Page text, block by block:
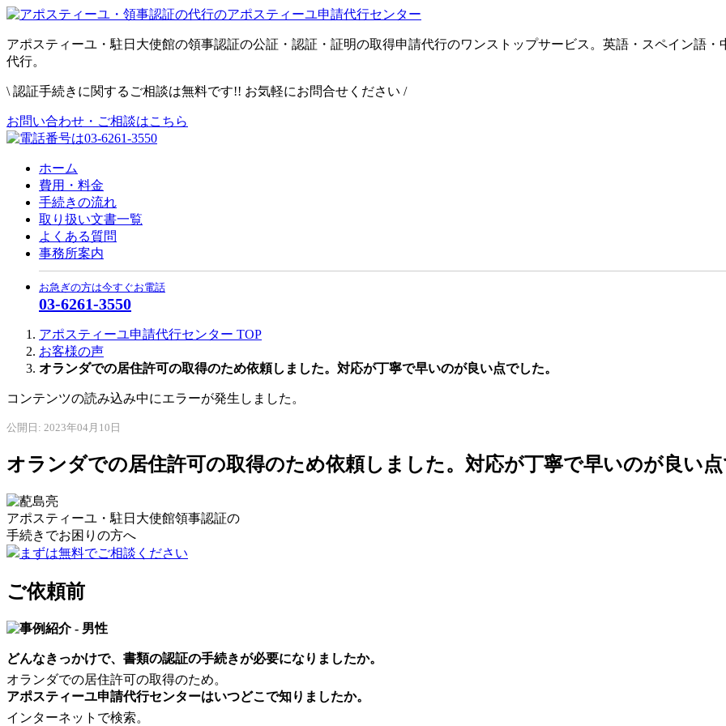
アポスティーユ・駐日大使館の領事認証の公証・認証・証明の取得申請代行のワンストップサービス。英語・スペイン語
代行。
\ 認証手続きに関するご相談は無料です!! お気軽にお問合せください /
お問い合わせ・ご相談はこちら
ホーム
費用・料金
手続きの流れ
取り扱い文書一覧
よくある質問
事務所案内
お急ぎの方は今すぐお電話
03-6261-3550
アポスティーユ申請代行センター TOP
お客様の声
オランダでの居住許可の取得のため依頼しました。対応が丁寧で早いのが良い点でした。
コンテンツの読み込み中にエラーが発生しました。
公開日: 2023年04月10日
オランダでの居住許可の取得のため依頼しました。対応が丁寧で早いのが良い
アポスティーユ・駐日大使館領事認証の
手続きでお困りの方へ
まずは無料でご相談ください
ご依頼前
どんなきっかけで、書類の認証の手続きが必要になりましたか。
オランダでの居住許可の取得のため。
アポスティーユ申請代行センターはいつどこで知りましたか。
インターネットで検索。